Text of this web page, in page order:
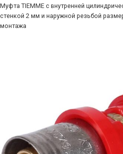
Муфта TIEMME с внутренней
стенкой 2 мм и наружной резьбой
монтажа